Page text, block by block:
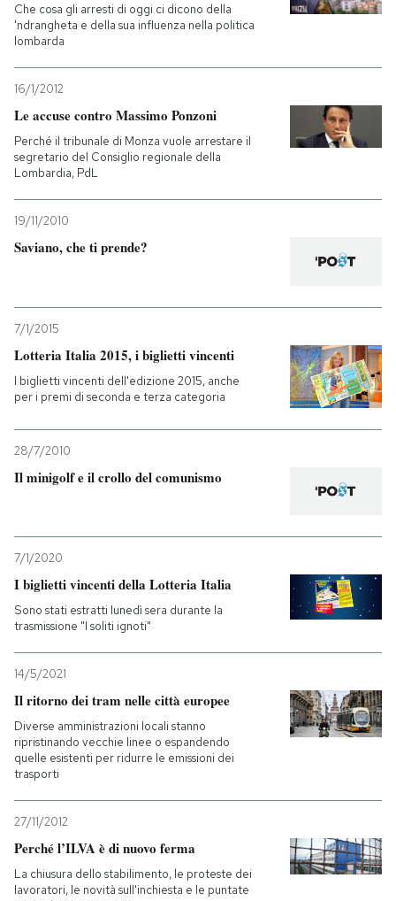
Che cosa gli arresti di oggi ci dicono della
'ndrangheta e della sua influenza nella politica
lombarda
16/1/2012
Le accuse contro Massimo Ponzoni
Perché il tribunale di Monza vuole arrestare il
segretario del Consiglio regionale della
Lombardia, PdL
19/11/2010
Saviano, che ti prende?
7/1/2015
Lotteria Italia 2015, i biglietti vincenti
I biglietti vincenti dell'edizione 2015, anche
per i premi di seconda e terza categoria
28/7/2010
Il minigolf e il crollo del comunismo
7/1/2020
I biglietti vincenti della Lotteria Italia
Sono stati estratti lunedì sera durante la
trasmissione "I soliti ignoti"
14/5/2021
Il ritorno dei tram nelle città europee
Diverse amministrazioni locali stanno
ripristinando vecchie linee o espandendo
quelle esistenti per ridurre le emissioni dei
trasporti
27/11/2012
Perché l’ILVA è di nuovo ferma
La chiusura dello stabilimento, le proteste dei
lavoratori, le novità sull'inchiesta e le puntate